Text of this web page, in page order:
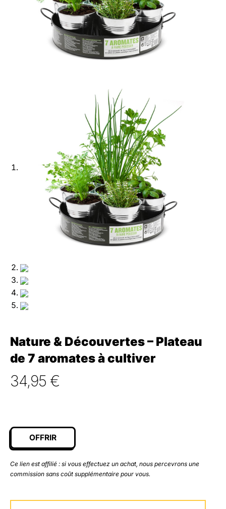
Nature & Découvertes – Plateau
de 7 aromates à cultiver
34,95 €
OFFRIR
Ce lien est affilié : si vous effectuez un achat, nous percevrons une
commission sans coût supplémentaire pour vous.